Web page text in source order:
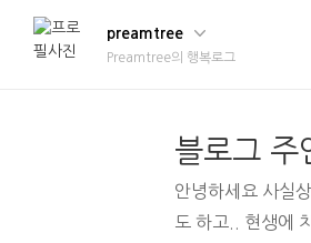
preamtree
Preamtree의 행복로그
안녕하세요 사실
도 하고.. 현생에